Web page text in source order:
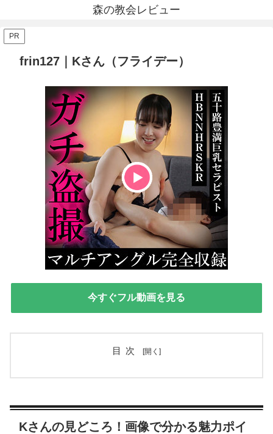
森の教会レビュー
PR
frin127｜Kさん（フライデー）
今すぐフル動画を見る
目次
Kさんの見どころ！画像で分かる魅力ポイ